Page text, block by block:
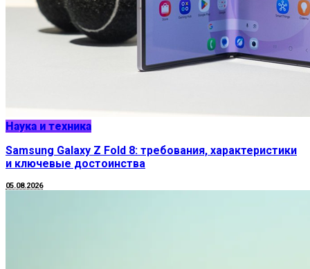
Наука и техника
Samsung Galaxy Z Fold 8: требования, характеристики
и ключевые достоинства
05.08.2026